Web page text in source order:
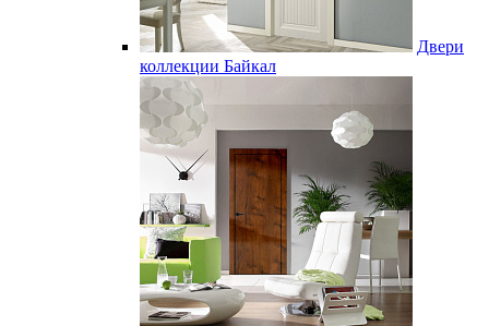
Двери
коллекции Байкал